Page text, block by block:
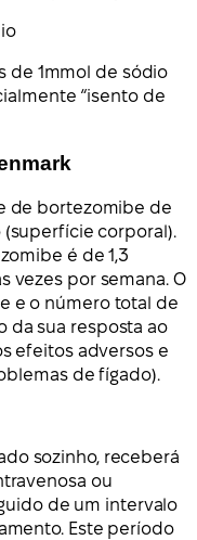
de 1mmol de sódio
“isento de
de bortezomibe de
corporal).
é de 1,3
vezes por semana. O
e o número total de
da sua resposta ao
efeitos adversos e
de fígado).
sozinho, receberá
ou
de um intervalo
Este período